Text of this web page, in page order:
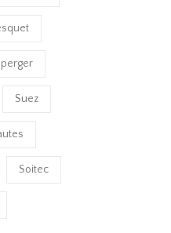
Suez
Soitec